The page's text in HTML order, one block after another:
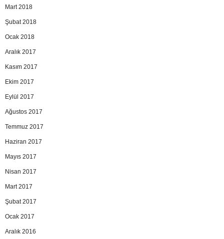
Mart 2018
Şubat 2018
Ocak 2018
Aralık 2017
Kasım 2017
Ekim 2017
Eylül 2017
Ağustos 2017
Temmuz 2017
Haziran 2017
Mayıs 2017
Nisan 2017
Mart 2017
Şubat 2017
Ocak 2017
Aralık 2016